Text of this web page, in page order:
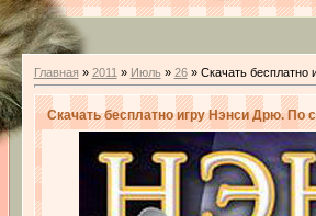
Главная » 2011 » Июль » 26» Скачать бесплатно
Скачать бесплатно игру Нэнси Дрю. По